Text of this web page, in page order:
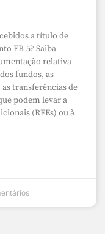
a título de
EB-5? Saiba
relativa
fundos, as
transferências de
podem levar a
(RFEs) ou à